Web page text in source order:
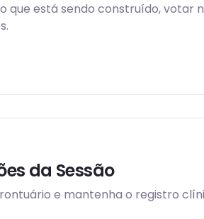
está sendo construído, votar
da Sessão
e mantenha o registro